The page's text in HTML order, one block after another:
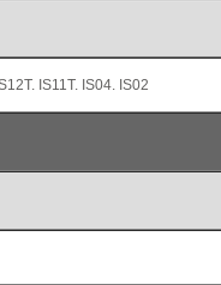
IS11T. IS04. IS02